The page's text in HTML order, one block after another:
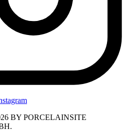
BY PORCELAINSITE